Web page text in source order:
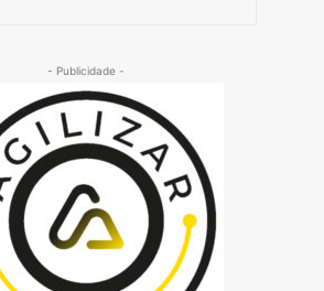
- Publicidade -